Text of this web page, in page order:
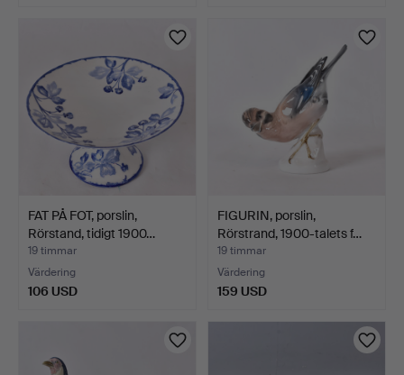
FAT PÅ FOT, porslin,
Rörstand, tidigt 1900…
19 timmar
Värdering
106 USD
FIGURIN, porslin,
Rörstrand, 1900-talets f…
19 timmar
Värdering
159 USD